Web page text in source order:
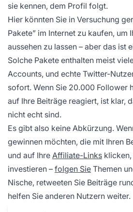
sie kennen, dem Profil folgt.
Hier könnten Sie in Versuchung
Pakete” im Internet zu kaufen, um
aussehen zu lassen – aber das ist
Solche Pakete enthalten meist
Accounts, und echte Twitter-
sofort. Wenn Sie 20.000 Follower
auf Ihre Beiträge reagiert, ist klar,
nicht echt sind.
Es gibt also keine Abkürzung.
gewinnen möchten, die mit Ihren
und auf Ihre Affiliate-Links klicken,
investieren – folgen Sie Themen
Nische, retweeten Sie Beiträge
helfen Sie anderen Nutzern weiter.